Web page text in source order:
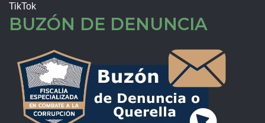
TikTok
BUZÓN DE DENUNCIA